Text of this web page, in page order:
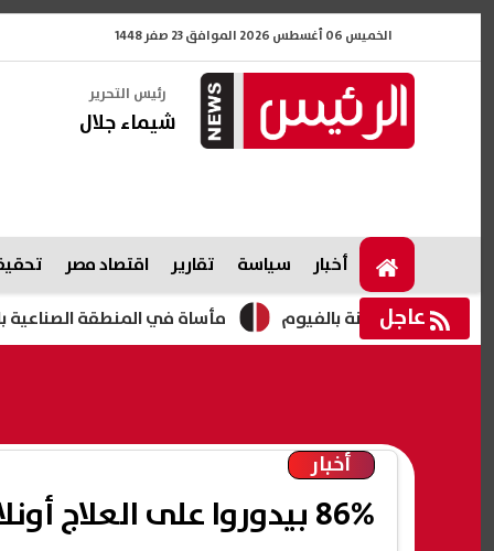
الخميس 06 أغسطس 2026 الموافق 23 صفر 1448
رئيس التحرير
شيماء جلال
أخبار سياسة تقارير اقتصاد مصر
عاجل مأساة في المنطقة الصناعية بالفيوم.. وفاة بالفيوم
أخبار
86% بيدوروا على